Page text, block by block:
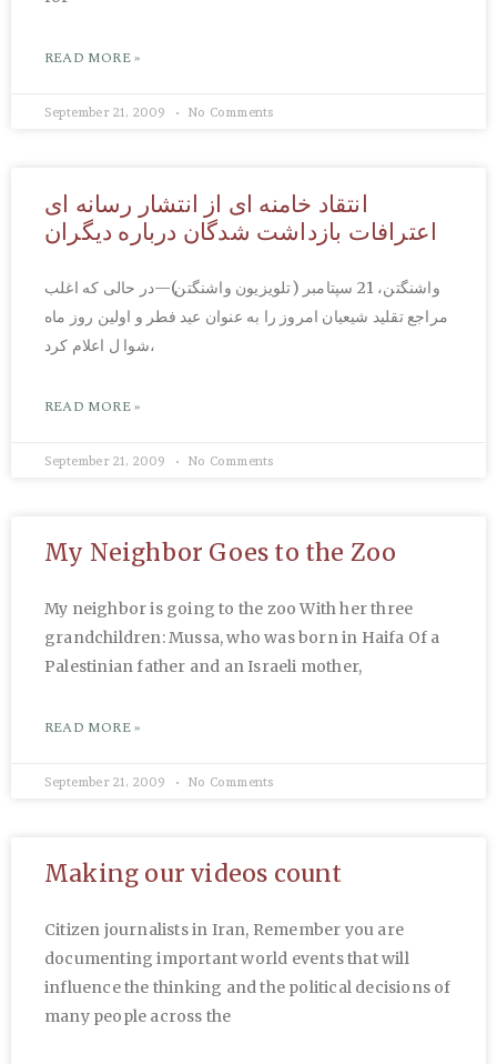
READ MORE »
September 21, 2009 No Comments
انتقاد خامنه ای از انتشار رسانه ای
اعترافات بازداشت شدگان درباره دیگران
واشنگتن، 21 سپتامبر (تلویزیون واشنگتن)—در حالی که اغلب
مراجع تقلید شیعیان امروز را به عنوان عید فطر و اولین روز ماه
شوا ل اعلام کرد،
READ MORE »
September 21, 2009 No Comments
My Neighbor Goes to the Zoo
My neighbor is going to the zoo With her three
grandchildren: Mussa, who was born in Haifa Of a
Palestinian father and an Israeli mother,
READ MORE »
September 21, 2009 No Comments
Making our videos count
Citizen journalists in Iran, Remember you are
documenting important world events that will
influence the thinking and the political decisions of
many people across the